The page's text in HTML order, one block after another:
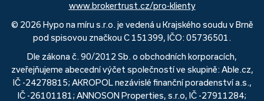
www.brokertrust.cz/pro-klienty
© 2026 Hypo na míru s.r.o. je vedená u Krajského soudu v Brně
pod spisovou značkou C 151399, IČO: 05736501.
Dle zákona č. 90/2012 Sb. o obchodních korporacích,
zveřejňujeme abecední výčet společností ve skupině: Able.cz,
IČ -24278815; AKROPOL nezávislé finanční poradenství a.s.,
IČ -26101181; ANNOSON Properties, s.r.o, IČ -27911284;